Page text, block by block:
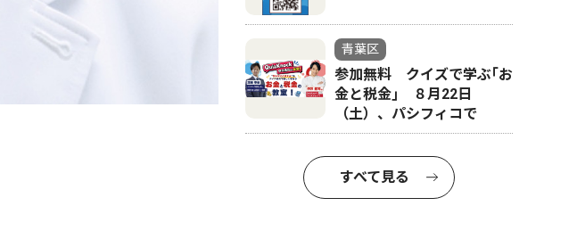
青葉区
参加無料 クイズで学ぶ｢お
金と税金｣ ８月22日
（土）、パシフィコで
すべて見る